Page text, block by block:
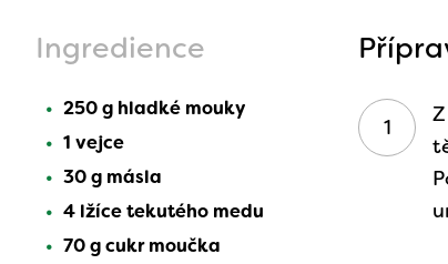
Ingredience
250 g hladké mouky
1 vejce
30 g másla
4 lžíce tekutého medu
70 g cukr moučka